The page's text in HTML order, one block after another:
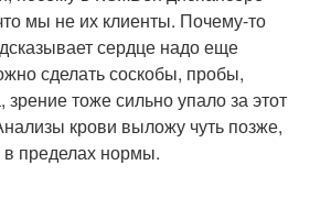
мы не их клиенты. Почему-то
сердце надо еще
сделать соскобы, пробы,
тоже сильно упало за этот
крови выложу чуть позже,
в пределах нормы.